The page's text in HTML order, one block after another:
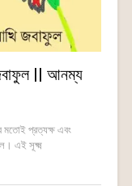
জবাফুল || আনম্য
মতোই প্রত্যক্ষ এবং
এই সূক্ষ্ম